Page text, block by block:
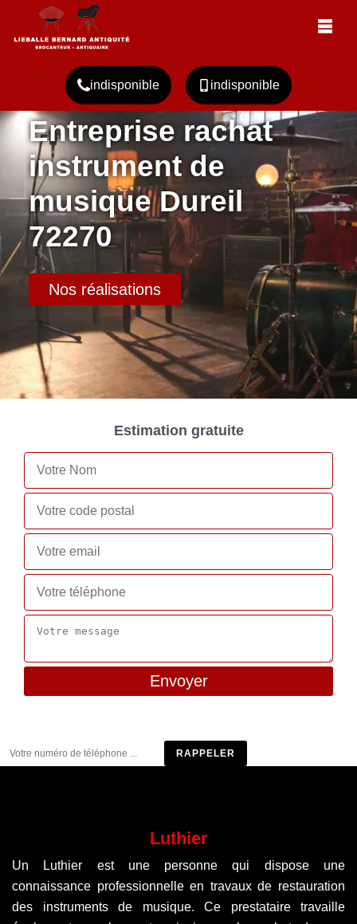
indisponible indisponible
Entreprise rachat
instrument de
musique Dureil
72270
Nos réalisations
Estimation gratuite
Luthier
Un Luthier est une personne qui dispose une
connaissance professionnelle en travaux de restauration
des instruments de musique. Ce prestataire travaille